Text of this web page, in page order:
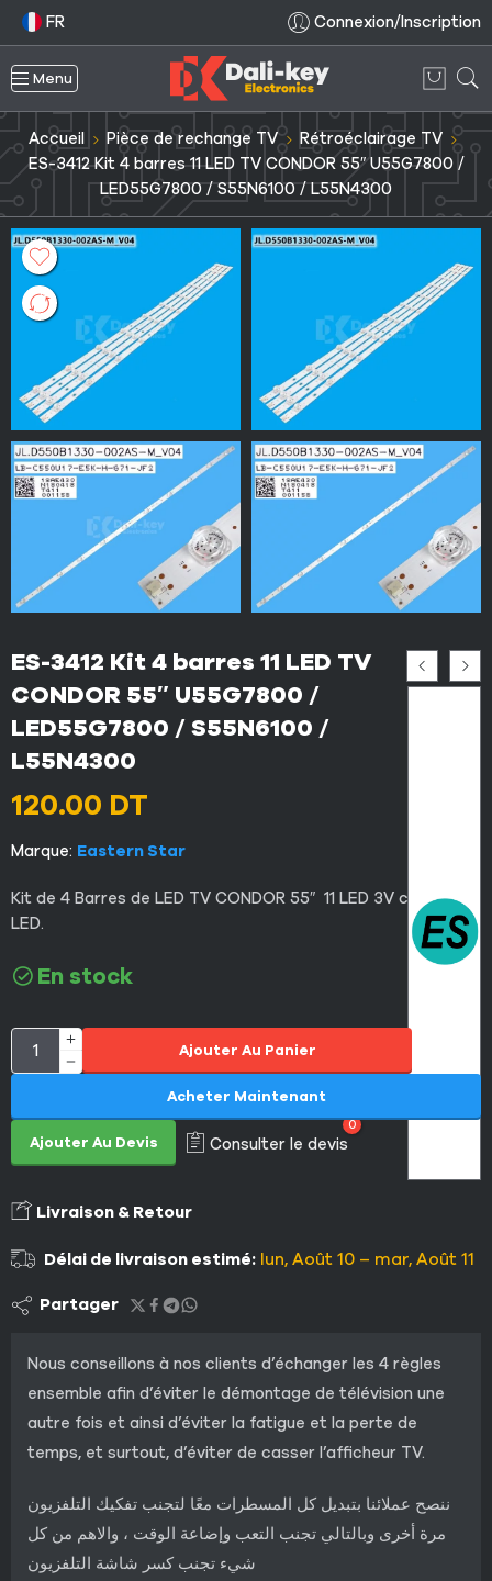
FR Connexion/Inscription
Menu
Accueil Pièce de rechange TV
Rétroéclairage TV
ES-3412 Kit 4 barres 11 LED TV CONDOR 55″ U55G7800 /
LED55G7800 / S55N6100 / L55N4300
ES-3412 Kit 4 barres 11 LED TV
CONDOR 55″ U55G7800 /
LED55G7800 / S55N6100 /
L55N4300
120.00 DT
Marque: Eastern Star
Kit de 4 Barres de LED TV CONDOR 55″ 11 LED 3V chaque
LED.
En stock
Ajouter Au Panier
Ajouter Au Devis Consulter le devis
0
Acheter Maintenant
Livraison & Retour
Délai de livraison estimé: lun, Août 10 – mar, Août 11
Partager
Nous conseillons à nos clients d’échanger les 4 règles
ensemble afin d’éviter le démontage de télévision une
autre fois et ainsi d’éviter la fatigue et la perte de
temps, et surtout, d’éviter de casser l’afficheur TV.
ننصح عملائنا بتبديل كل المسطرات معًا لتجنب تفكيك التلفزيون
مرة أخرى وبالتالي تجنب التعب وإضاعة الوقت ، والاهم من كل
شيء تجنب كسر شاشة التلفزيون